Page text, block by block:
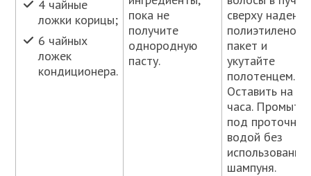
4 чайные
ложки корицы;
6 чайных
ложек
кондиционера.
пока не
получите
однородную
пасту.
сверху
пакет и
укутайте
полотенцем.
Оставить на
часа. Промыть
под проточной
водой без
использования
шампуня.